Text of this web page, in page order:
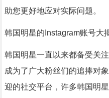
助您更好地应对实际问题。
韩国明星的Instagram账号大
韩国明星一直以来都备受关
成为了广大粉丝们的追捧对
迎的社交平台，许多韩国明